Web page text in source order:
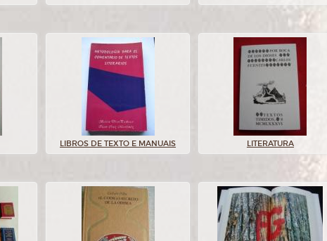
LIBROS DE TEXTO E MANUAIS LITERATURA